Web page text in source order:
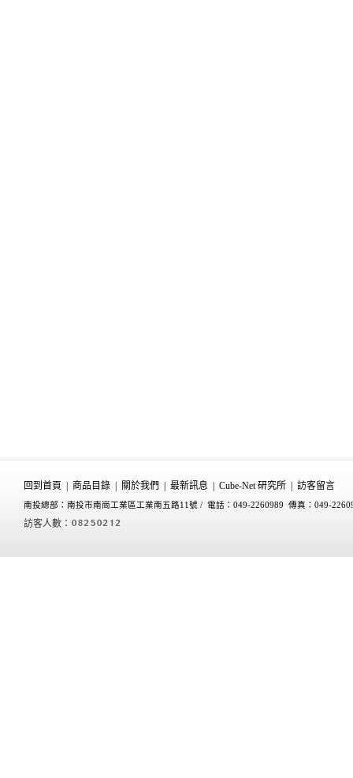
回到首頁 商品目錄 關於我們 最新訊息 Cube-Net 研究所 訪客留言
南投總部：南投市南崗工業區工業南五路11號 / 電話：049-2260989 傳真：049-
訪客人數：